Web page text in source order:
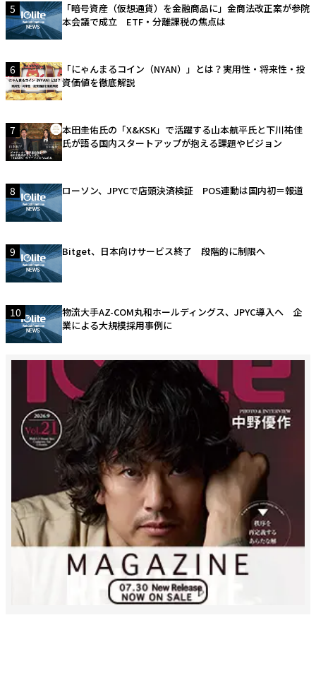
5
「暗号資産（仮想通貨）を金融商品に」金商法改正案が参院
本会議で成立 ETF・分離課税の焦点は
6
「にゃんまるコイン（NYAN）」とは？実用性・将来性・投
資価値を徹底解説
7
本田圭佑氏の「X&KSK」で活躍する山本航平氏と下川祐佳
氏が語る国内スタートアップが抱える課題やビジョン
8 ローソン、JPYCで店頭決済検証 POS連動は国内初＝報道
9 Bitget、日本向けサービス終了 段階的に制限へ
10
物流大手AZ-COM丸和ホールディングス、JPYC導入へ 企
業による大規模採用事例に